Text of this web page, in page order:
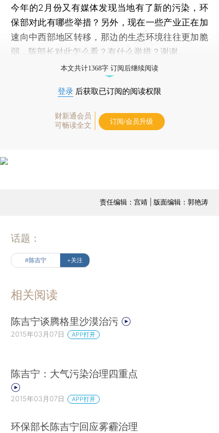
今年的2月份又有媒体发现当地有了新的污染，环
保部对此有哪些举措？另外，现在一些产业正在加
速向中西部地区转移，那边的生态环境往往更加脆
弱，陈部长对此怎么看？有什么举措？谢谢。
本文共计1368字 订阅后继续阅读
登录 后获取已订阅的阅读权限
财新通会员
可畅读全文
订阅/会员升级
责任编辑：宫靖 | 版面编辑：郭艳涛
话题：
#陈吉宁 +关注
相关阅读
陈吉宁谈腾格里沙漠治污
2015年03月07日 APP打开
陈吉宁：大气污染治理四重点
2015年03月07日 APP打开
环保部长陈吉宁回应雾霾治理